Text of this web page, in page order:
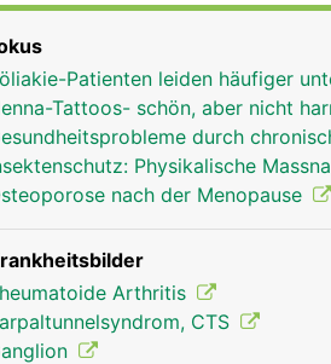
der
Patienten leiden häufiger
Tattoos- schön, aber nicht
durch
Physikalische
nach der Menopause
Arthritis
CTS